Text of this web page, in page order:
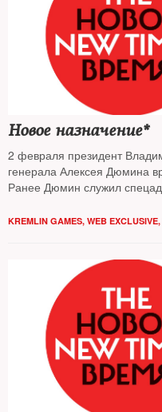
Новое назначение*
2 февраля президент
генерала Алексея Дюмина
Ранее Дюмин служил
ФСО), потом командовал
и выяснил любопытные
KREMLIN GAMES, WEB EXCLUSIVE,